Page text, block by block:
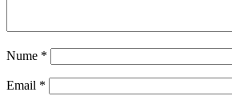
Nume *
Email *